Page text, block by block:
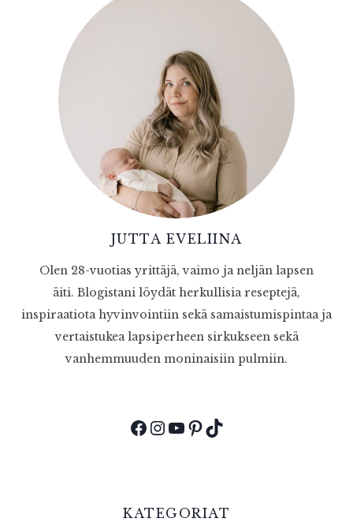
JUTTA EVELIINA
Olen 28-vuotias yrittäjä, vaimo ja neljän lapsen
äiti. Blogistani löydät herkullisia reseptejä,
inspiraatiota hyvinvointiin sekä samaistumispintaa ja
vertaistukea lapsiperheen sirkukseen sekä
vanhemmuuden moninaisiin pulmiin.
Facebook
Instagram
YouTube
Pinterest
TikTok
KATEGORIAT